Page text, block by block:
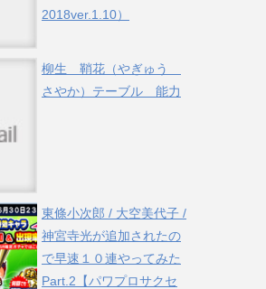
2018ver.1.10）
柳生 鞘花（やぎゅう
さやか）テーブル 能力
東條小次郎 / 大空美代子 /
神宮寺光が追加されたの
で早速１０連やってみた
Part.2【パワプロサクセ